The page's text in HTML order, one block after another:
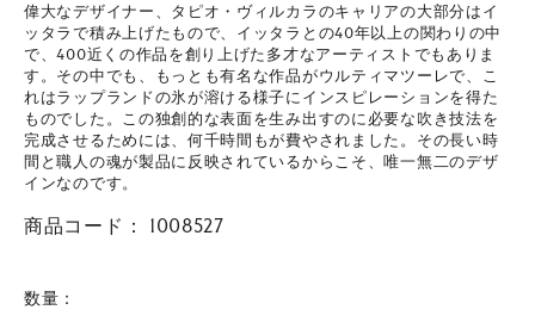
偉大なデザイナー、タピオ・ヴィルカラのキャリアの大部分はイ
ッタラで積み上げたもので、イッタラとの40年以上の関わりの中
で、400近くの作品を創り上げた多才なアーティストでもありま
す。その中でも、もっとも有名な作品がウルティマツーレで、こ
れはラップランドの氷が溶ける様子にインスピレーションを得た
ものでした。この独創的な表面を生み出すのに必要な吹き技法を
完成させるためには、何千時間もが費やされました。その長い時
間と職人の魂が製品に反映されているからこそ、唯一無二のデザ
インなのです。
商品コード： 1008527
数量：